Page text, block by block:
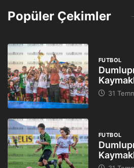
Popüler Çekimler
FUTBOL
31
FUTBOL